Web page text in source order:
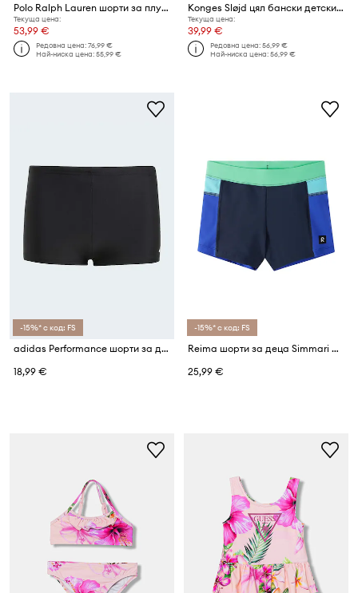
Polo Ralph Lauren шорти за плуване за деца
Текуща цена:
53,99 €
Редовна цена:76,99 €
Най-ниска цена:55,99 €
Konges Sløjd цял бански детски BOWIE SWIMSUIT GSR
Текуща цена:
39,99 €
Редовна цена:56,99 €
Най-ниска цена:56,99 €
-15%* с код: FS
adidas Performance шорти за деца
18,99 €
-15%* с код: FS
Reima шорти за деца Simmari UV 50+
25,99 €